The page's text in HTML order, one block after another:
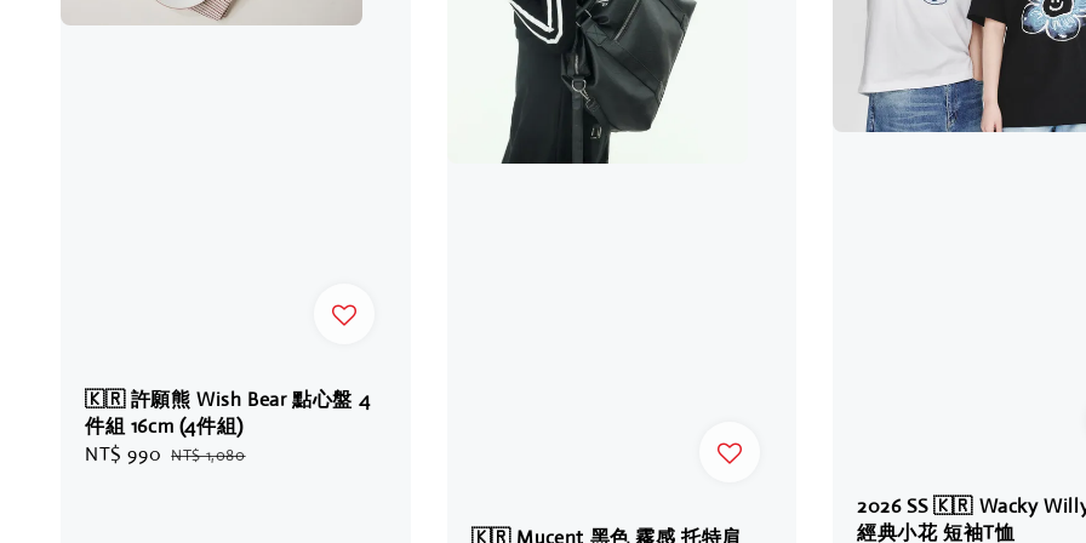
🇰🇷 許願熊 Wish Bear 點心盤 4
件組 16cm (4件組)
Sale
NT$ 990 Regular
NT$ 1,080
🇰🇷 Mucent 黑色 霧感 托特肩
2026 SS 🇰🇷 Wacky
經典小花 短袖T恤